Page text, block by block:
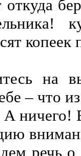
откуда
на
– что
А ничего!
речь о